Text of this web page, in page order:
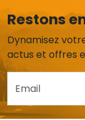
Restons
Dynamisez
actus et offres